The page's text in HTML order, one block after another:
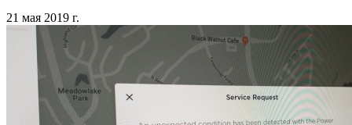
21 мая 2019 г.